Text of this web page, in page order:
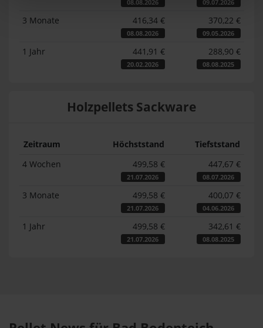
08.08.2026 09.07.2026
3 Monate 416,34 €
08.08.2026
370,22 €
09.05.2026
1 Jahr 441,91 €
20.02.2026
288,90 €
08.08.2025
Holzpellets Sackware
Zeitraum Höchststand
Tiefststand
4 Wochen
499,58 €
21.07.2026
447,67 €
08.07.2026
3 Monate 499,58 €
21.07.2026
400,07 €
04.06.2026
1 Jahr 499,58 €
21.07.2026
342,61 €
08.08.2025